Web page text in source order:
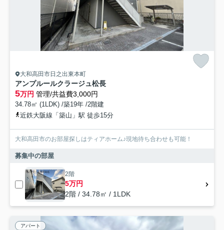
大和高田市日之出東本町
アンプルールクラージュ松長
5万円 管理/共益費3,000円
34.78㎡ (1LDK) /築19年 /2階建
近鉄大阪線「築山」駅 徒歩15分
大和高田市のお部屋探しはティアホーム♪現地待ち合わせも可能！
募集中の部屋
2階
5万円
2階 / 34.78㎡ / 1LDK
アパート